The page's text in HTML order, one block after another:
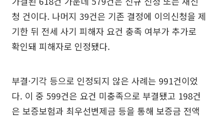
청 건이다. 나머지 39건은 기존 결정에 이의신청을 제
기한 뒤 전세 사기 피해자 요건 충족 여부가 추가로
확인돼 피해자로 인정됐다.
부결·기각 등으로 인정되지 않은 사례는 991건이었
다. 이 중 599건은 요건 미충족으로 부결됐고 198건
은 보증보험과 최우선변제금 등을 통해 보증금 전액